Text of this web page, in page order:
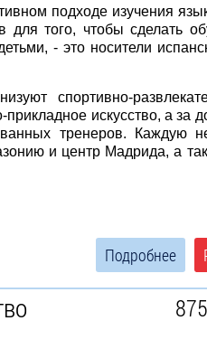
подходе изучения
для того, чтобы сделать
- это носители
спортивно-
искусство, а за
тренеров. Каждую
и центр Мадрида, а
Подробнее